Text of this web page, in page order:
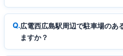
広電西広島駅周辺で駐車場のあ
ますか？